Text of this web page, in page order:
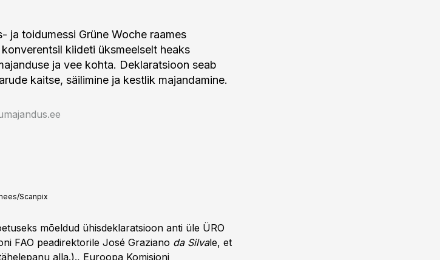
ja toidumessi Grüne Woche raames
kiideti üksmeelselt heaks
ja vee kohta. Deklaratsioon seab
kaitse, säilimine ja kestlik majandamine.
Scanpix
mõeldud ühisdeklaratsioon anti üle ÜRO
FAO peadirektorile José Graziano da Silvale, et
alla.)., Euroopa Komisjoni